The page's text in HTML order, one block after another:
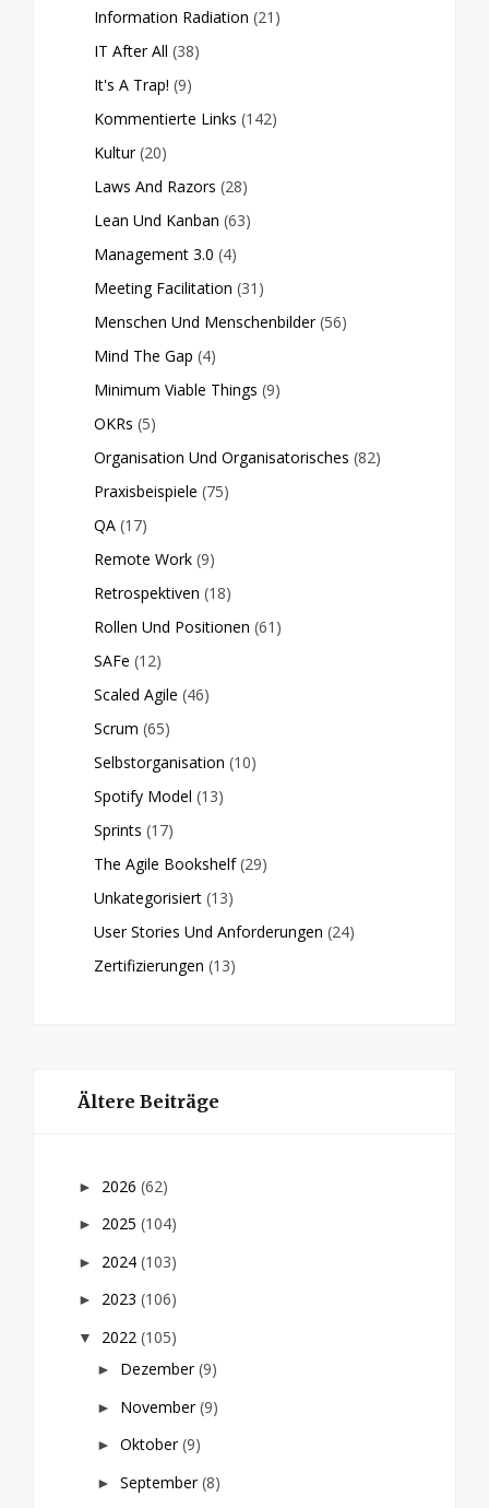
Information Radiation (21)
IT After All (38)
It's A Trap! (9)
Kommentierte Links (142)
Kultur (20)
Laws And Razors (28)
Lean Und Kanban (63)
Management 3.0 (4)
Meeting Facilitation (31)
Menschen Und Menschenbilder (56)
Mind The Gap (4)
Minimum Viable Things (9)
OKRs (5)
Organisation Und Organisatorisches (82)
Praxisbeispiele (75)
QA (17)
Remote Work (9)
Retrospektiven (18)
Rollen Und Positionen (61)
SAFe (12)
Scaled Agile (46)
Scrum (65)
Selbstorganisation (10)
Spotify Model (13)
Sprints (17)
The Agile Bookshelf (29)
Unkategorisiert (13)
User Stories Und Anforderungen (24)
Zertifizierungen (13)
Ältere Beiträge
► 2026 (62)
► 2025 (104)
► 2024 (103)
► 2023 (106)
▼ 2022 (105)
► Dezember(9)
► November(9)
► Oktober(9)
► September(8)